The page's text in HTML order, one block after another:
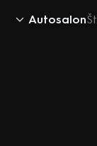
Autosalon